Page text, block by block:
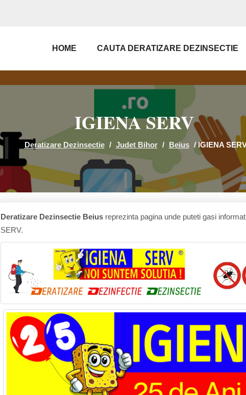
HOME CAUTA DERATIZARE DEZINSECTIE
IGIENA SERV
Deratizare Dezinsectie / Judet Bihor / Beius /IGIENA
Deratizare Dezinsectie Beiusreprezinta pagina unde puteti gasi
SERV.